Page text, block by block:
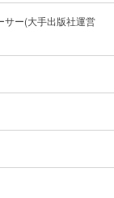
サー(大手出版社運営